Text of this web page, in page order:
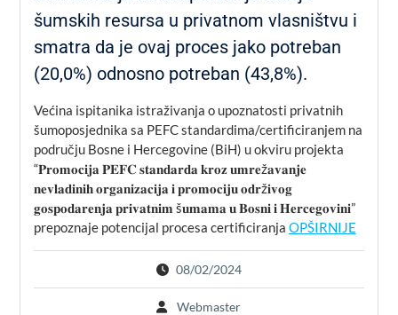
šumskih resursa u privatnom vlasništvu i
smatra da je ovaj proces jako potreban
(20,0%) odnosno potreban (43,8%).
Većina ispitanika istraživanja o upoznatosti privatnih
šumoposjednika sa PEFC standardima/certificiranjem na
području Bosne i Hercegovine (BiH) u okviru projekta
“𝐏𝐫𝐨𝐦𝐨𝐜𝐢𝐣𝐚 𝐏𝐄𝐅𝐂 𝐬𝐭𝐚𝐧𝐝𝐚𝐫𝐝𝐚 𝐤𝐫𝐨𝐳 𝐮𝐦𝐫𝐞ž𝐚𝐯𝐚𝐧𝐣𝐞
𝐧𝐞𝐯𝐥𝐚𝐝𝐢𝐧𝐢𝐡 𝐨𝐫𝐠𝐚𝐧𝐢𝐳𝐚𝐜𝐢𝐣𝐚 𝐢 𝐩𝐫𝐨𝐦𝐨𝐜𝐢𝐣𝐮 𝐨𝐝𝐫ž𝐢𝐯𝐨𝐠
𝐠𝐨𝐬𝐩𝐨𝐝𝐚𝐫𝐞𝐧𝐣𝐚 𝐩𝐫𝐢𝐯𝐚𝐭𝐧𝐢𝐦 š𝐮𝐦𝐚𝐦𝐚 𝐮 𝐁𝐨𝐬𝐧𝐢 𝐢 𝐇𝐞𝐫𝐜𝐞𝐠𝐨𝐯𝐢𝐧𝐢”
prepoznaje potencijal procesa certificiranja OPŠIRNIJE
08/02/2024
Webmaster